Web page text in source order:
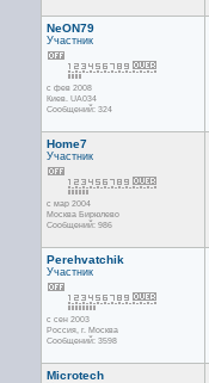
NeON79
Участник
с фев 2008
Киев. UA034
Сообщений: 324
Home7
Участник
с мар 2004
Москва Бирюлево
Сообщений: 986
Perehvatchik
Участник
с сен 2003
Россия, г. Москва
Сообщений: 3598
Microtech